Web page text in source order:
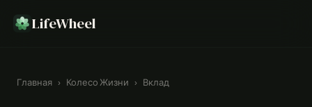
LifeWheel
Главная › Колесо Жизни › Вклад